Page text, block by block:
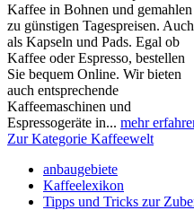
In unserem Kaffeeshop finden Sie
Kaffee in Bohnen und gemahlen
zu günstigen Tagespreisen. Auch
als Kapseln und Pads. Egal ob
Kaffee oder Espresso, bestellen
Sie bequem Online. Wir bieten
auch entsprechende
Kaffeemaschinen und
Espressogeräte in...mehr erfahren
anbaugebiete
Kaffeelexikon